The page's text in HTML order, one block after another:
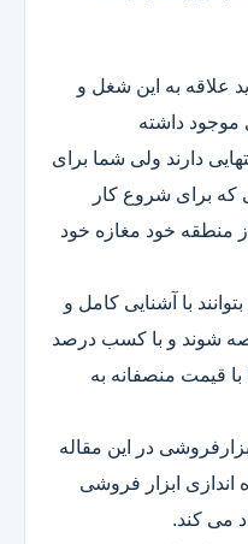
علاقه به این شغل و
موجود داشته
دارند ولی شما برای
که برای شروع کار
منطقه خود مغازه خود
با آشنایی کامل و
شوند و با کسب درصد
قیمت منصفانه به
در این مقاله
اندازی ابزار فروشی
می کند.